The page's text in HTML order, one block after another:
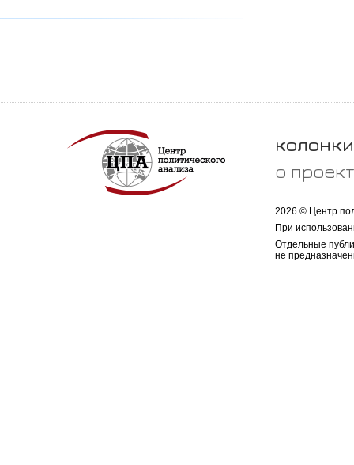
колонки
о
2026 © Центр
При
Отдельные
не